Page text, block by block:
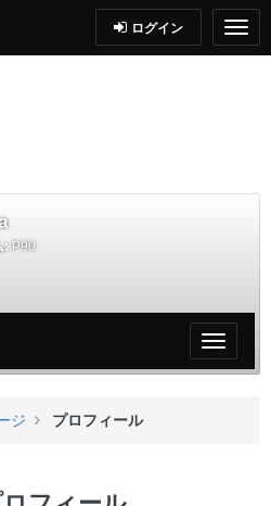
ログイン
: P90
My
ペ
ジ プロフィール